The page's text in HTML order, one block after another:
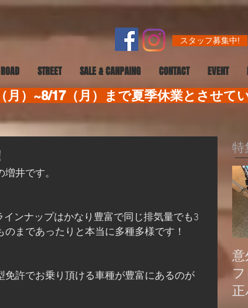
スタッフ募集中!
STREET SALE & CANPAING CONTACT EVENT
月）~8/17（月）まで夏季休業とさせて
井です。
ンナップはかなり豊富で同じ排気量でも3
まであったりと本当に多種多様です！
許でお乗り頂ける車種が豊富にあるのが
特
意
正